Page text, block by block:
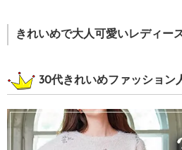
きれいめで大人可愛いレディー
30代きれいめファッション